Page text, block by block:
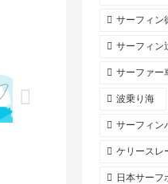
サーフィン
サーフィン
サーファー
波乗り海
サーフィン
ケリースレ
日本サーフ